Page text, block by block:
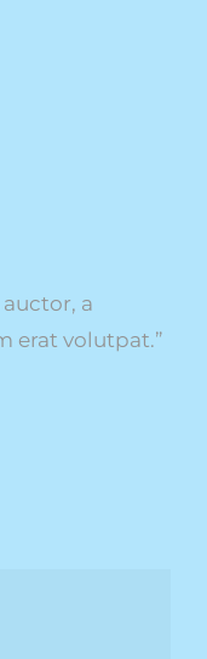
a
erat volutpat.”